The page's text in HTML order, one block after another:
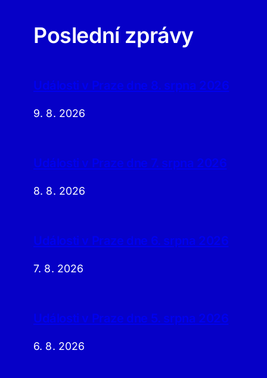
Poslední zprávy
Události v Praze dne 8. srpna 2026
9. 8. 2026
Události v Praze dne 7. srpna 2026
8. 8. 2026
Události v Praze dne 6. srpna 2026
7. 8. 2026
Události v Praze dne 5. srpna 2026
6. 8. 2026